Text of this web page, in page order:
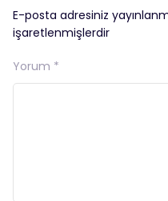
E-posta adresiniz
işaretlenmişlerdir
Yorum *